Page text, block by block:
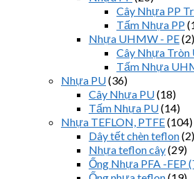
Cây Nhựa PP
Tấm Nhựa PP
Nhựa UHMW - PE(2)
Cây Nhựa
Tấm Nhựa
Nhựa PU(36)
Cây Nhựa PU(18)
Tấm Nhựa PU(14)
Nhựa TEFLON, PTFE(104)
Dây tết chèn teflon(2)
Nhựa teflon cây(29)
Ống Nhựa PFA -FEP